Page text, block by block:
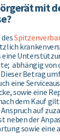
mit
abhängig von
Betrag
eine
sowie eine
dem Kauf
auf
neben der
sowie